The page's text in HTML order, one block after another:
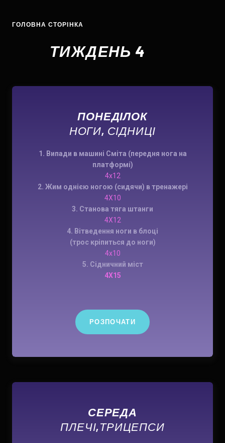
ТИЖДЕНЬ 4
ГОЛОВНА СТОРІНКА
ПОНЕДІЛОК
НОГИ, СІДНИЦІ
1. Випади в машині Сміта (передня нога на
платформі)
4х12
2. Жим однією ногою (сидячи) в тренажері
4X10
3. Станова тяга штанги
4X12
4. Вітведення ноги в блоці
(трос кріпиться до ноги)
4х10
5. Сідничний міст
4X15
РОЗПОЧАТИ
СЕРЕДА
ПЛЕЧІ,ТРИЦЕПСИ